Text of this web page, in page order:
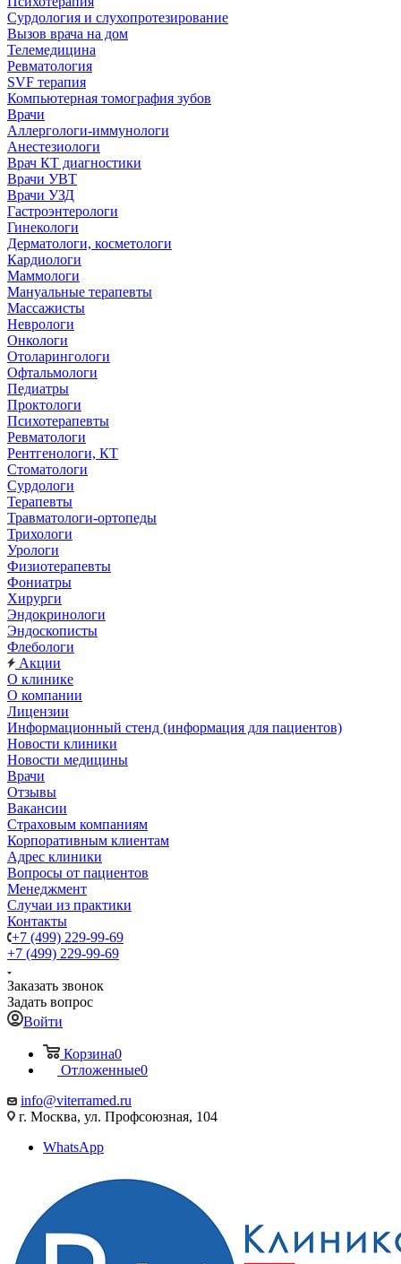
Сурдология и слухопротезирование
Вызов врача на дом
Телемедицина
Ревматология
SVF терапия
Компьютерная томография зубов
Врачи
Аллергологи-иммунологи
Анестезиологи
Врач КТ диагностики
Врачи УВТ
Врачи УЗД
Гастроэнтерологи
Гинекологи
Дерматологи, косметологи
Кардиологи
Маммологи
Мануальные терапевты
Массажисты
Неврологи
Онкологи
Отоларингологи
Офтальмологи
Педиатры
Проктологи
Психотерапевты
Ревматологи
Рентгенологи, КТ
Стоматологи
Сурдологи
Терапевты
Травматологи-ортопеды
Трихологи
Урологи
Физиотерапевты
Фониатры
Хирурги
Эндокринологи
Эндоскописты
Флебологи
Акции
О клинике
О компании
Лицензии
Информационный стенд (информация для пациентов)
Новости клиники
Новости медицины
Врачи
Отзывы
Вакансии
Страховым компаниям
Корпоративным клиентам
Адрес клиники
Вопросы от пациентов
Менеджмент
Случаи из практики
Контакты
+7 (499) 229-99-69
+7 (499) 229-99-69
Заказать звонок
Задать вопрос
Войти
Корзина0
Отложенные0
info@viterramed.ru
г. Москва, ул. Профсоюзная, 104
WhatsApp